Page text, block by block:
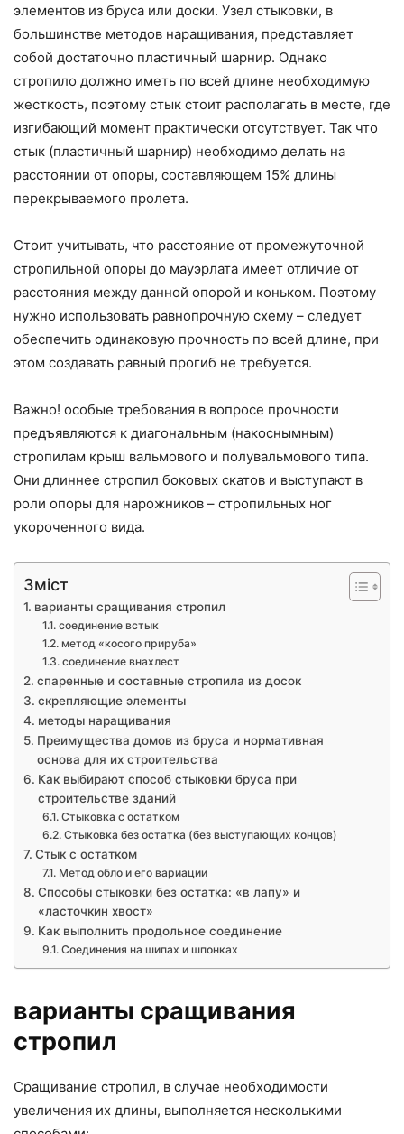
элементов из бруса или доски. Узел стыковки, в
большинстве методов наращивания, представляет
собой достаточно пластичный шарнир. Однако
стропило должно иметь по всей длине необходимую
жесткость, поэтому стык стоит располагать в месте, где
изгибающий момент практически отсутствует. Так что
стык (пластичный шарнир) необходимо делать на
расстоянии от опоры, составляющем 15% длины
перекрываемого пролета.
Стоит учитывать, что расстояние от промежуточной
стропильной опоры до мауэрлата имеет отличие от
расстояния между данной опорой и коньком. Поэтому
нужно использовать равнопрочную схему – следует
обеспечить одинаковую прочность по всей длине, при
этом создавать равный прогиб не требуется.
Важно! особые требования в вопросе прочности
предъявляются к диагональным (накоснымным)
стропилам крыш вальмового и полувальмового типа.
Они длиннее стропил боковых скатов и выступают в
роли опоры для нарожников – стропильных ног
укороченного вида.
Зміст
варианты сращивания стропил
соединение встык
метод «косого прируба»
соединение внахлест
спаренные и составные стропила из досок
скрепляющие элементы
методы наращивания
Преимущества домов из бруса и нормативная
основа для их строительства
Как выбирают способ стыковки бруса при
строительстве зданий
Стыковка с остатком
Стыковка без остатка (без выступающих концов)
Стык с остатком
Метод обло и его вариации
Способы стыковки без остатка: «в лапу» и
«ласточкин хвост»
Как выполнить продольное соединение
Соединения на шипах и шпонках
варианты сращивания
стропил
Сращивание стропил, в случае необходимости
увеличения их длины, выполняется несколькими